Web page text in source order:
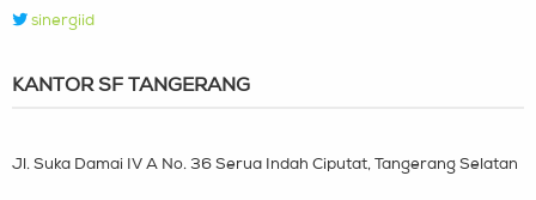
sinergiid
KANTOR SF TANGERANG
Jl. Suka Damai IV A No. 36 Serua Indah Ciputat, Tangerang Selatan